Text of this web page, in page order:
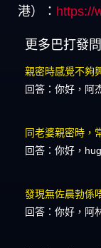
港）： https://
更多巴打發問
親密時感覺不夠
回答：你好，阿
同老婆親密時，
回答：你好，
發現無佐晨勃係
回答：你好，阿